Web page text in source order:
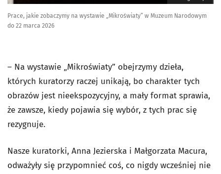
Prace, jakie zobaczymy na wystawie „Mikroświaty” w Muzeum Narodowym
do 22 marca 2026
– Na wystawie „Mikroświaty” obejrzymy dzieła,
których kuratorzy raczej unikają, bo charakter tych
obrazów jest nieekspozycyjny, a mały format sprawia,
że zawsze, kiedy pojawia się wybór, z tych prac się
rezygnuje.
Nasze kuratorki, Anna Jezierska i Małgorzata Macura,
odważyły się przypomnieć coś, co nigdy wcześniej nie